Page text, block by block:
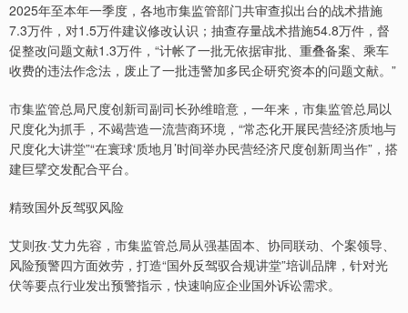
2025年至本年一季度，各地市集监管部门共审查拟出台的战术措施
7.3万件，对1.5万件建议修改认识；抽查存量战术措施54.8万件，督
促整改问题文献1.3万件，“计帐了一批无依据审批、重叠备案、乘车
收费的违法作念法，废止了一批违警加多民企研究资本的问题文献。”
市集监管总局尺度创新司副司长孙维暗意，一年来，市集监管总局以
尺度化为抓手，不竭营造一流营商环境，“常态化开展民营经济质地与
尺度化大讲堂”“在寰球‘质地月’时间举办民营经济尺度创新周当作”，搭
建巨擘交发配合平台。
精致国外反驾驭风险
艾则孜·艾力先容，市集监管总局从强基固本、协同联动、个案领导、
风险预警四方面效劳，打造“国外反驾驭合规讲堂”培训品牌，针对光
伏等要点行业发出预警指示，快速响应企业国外诉讼需求。